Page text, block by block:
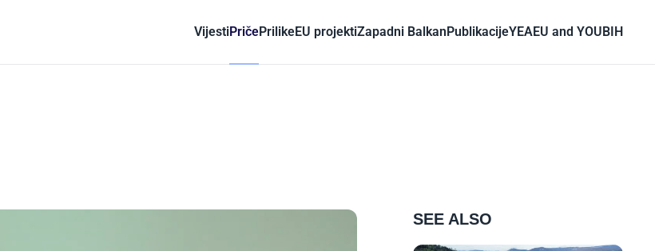
VijestiPričePrilikeEU projektiZapadni BalkanPublikacijeYEAEU and YOUBIH
SEE ALSO